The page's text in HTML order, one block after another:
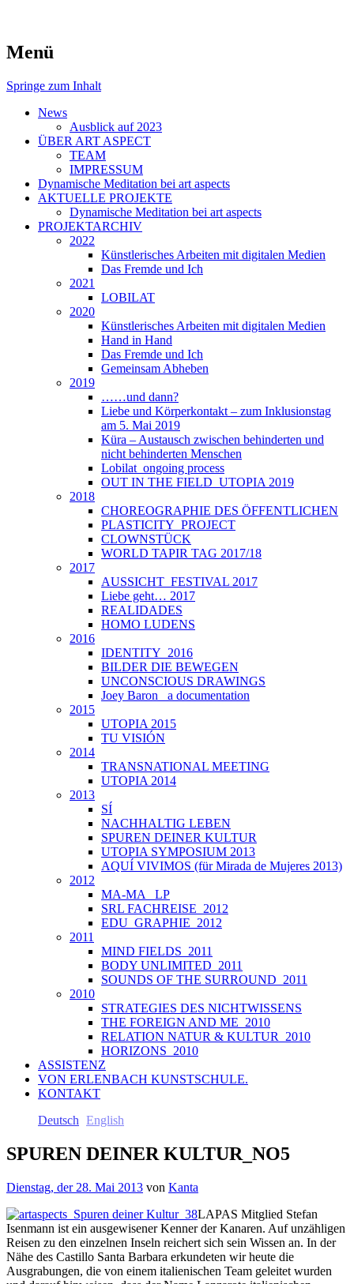
art aspects
art
Menü
Springe zum Inhalt
News
Ausblick auf 2023
ÜBER ART ASPECT
TEAM
IMPRESSUM
Dynamische Meditation bei art aspects
AKTUELLE PROJEKTE
Dynamische Meditation bei art aspects
PROJEKTARCHIV
2022
Künstlerisches Arbeiten mit digitalen Medien
Das Fremde und Ich
2021
LOBILAT
2020
Künstlerisches Arbeiten mit digitalen Medien
Hand in Hand
Das Fremde und Ich
Gemeinsam Abheben
2019
……und dann?
Liebe und Körperkontakt – zum Inklusionstag
am 5. Mai 2019
Küra – Austausch zwischen behinderten und
nicht behinderten Menschen
Lobilat_ongoing process
OUT IN THE FIELD_UTOPIA 2019
2018
CHOREOGRAPHIE DES ÖFFENTLICHEN
PLASTICITY_PROJECT
CLOWNSTÜCK
WORLD TAPIR TAG 2017/18
2017
AUSSICHT_FESTIVAL 2017
Liebe geht… 2017
REALIDADES
HOMO LUDENS
2016
IDENTITY_2016
BILDER DIE BEWEGEN
UNCONSCIOUS DRAWINGS
Joey Baron_ a documentation
2015
UTOPIA 2015
TU VISIÓN
2014
TRANSNATIONAL MEETING
UTOPIA 2014
2013
SÍ
NACHHALTIG LEBEN
SPUREN DEINER KULTUR
UTOPIA SYMPOSIUM 2013
AQUÍ VIVIMOS (für Mirada de Mujeres 2013)
2012
MA-MA _LP
SRL FACHREISE_2012
EDU_GRAPHIE_2012
2011
MIND FIELDS_2011
BODY UNLIMITED_2011
SOUNDS OF THE SURROUND_2011
2010
STRATEGIES DES NICHTWISSENS
THE FOREIGN AND ME_2010
RELATION NATUR & KULTUR_2010
HORIZONS_2010
ASSISTENZ
VON ERLENBACH KUNSTSCHULE.
KONTAKT
Deutsch English
SPUREN DEINER KULTUR_NO5
Dienstag, der 28. Mai 2013 von Kanta
LAPAS Mitglied Stefan
Isenmann ist ein ausgewisener Kenner der Kanaren. Auf unzähligen
Reisen zu den einzelnen Inseln reichert sich sein Wissen an. In der
Nähe des Castillo Santa Barbara erkundeten wir heute die
Ausgrabungen, die von einem italienischen Team geleitet wurden